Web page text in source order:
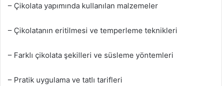
– Çikolata yapımında kullanılan malzemeler
– Çikolatanın eritilmesi ve temperleme teknikleri
– Farklı çikolata şekilleri ve süsleme yöntemleri
– Pratik uygulama ve tatlı tarifleri